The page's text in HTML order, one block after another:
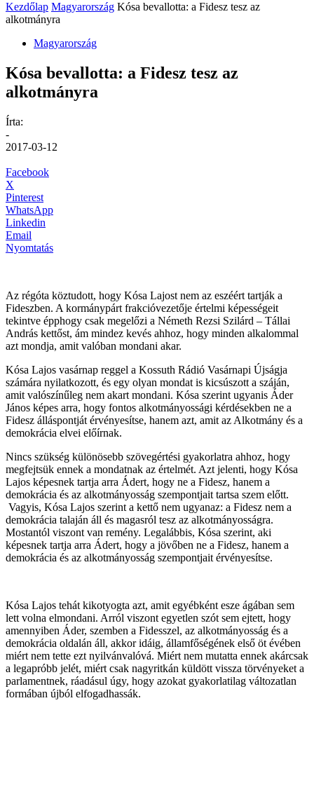
Kezdőlap Magyarország Kósa bevallotta: a Fidesz tesz az
alkotmányra
Magyarország
Kósa bevallotta: a Fidesz tesz az
alkotmányra
Írta:
-
2017-03-12
Facebook
X
Pinterest
WhatsApp
Linkedin
Email
Nyomtatás
Az régóta köztudott, hogy Kósa Lajost nem az eszéért tartják a
Fideszben. A kormánypárt frakcióvezetője értelmi képességeit
tekintve épphogy csak megelőzi a Németh Rezsi Szilárd – Tállai
András kettőst, ám mindez kevés ahhoz, hogy minden alkalommal
azt mondja, amit valóban mondani akar.
Kósa Lajos vasárnap reggel a Kossuth Rádió Vasárnapi Újságja
számára nyilatkozott, és egy olyan mondat is kicsúszott a száján,
amit valószínűleg nem akart mondani. Kósa szerint ugyanis Áder
János képes arra, hogy fontos alkotmányossági kérdésekben ne a
Fidesz álláspontját érvényesítse, hanem azt, amit az Alkotmány és a
demokrácia elvei előírnak.
Nincs szükség különösebb szövegértési gyakorlatra ahhoz, hogy
megfejtsük ennek a mondatnak az értelmét. Azt jelenti, hogy Kósa
Lajos képesnek tartja arra Ádert, hogy ne a Fidesz, hanem a
demokrácia és az alkotmányosság szempontjait tartsa szem előtt.
Vagyis, Kósa Lajos szerint a kettő nem ugyanaz: a Fidesz nem a
demokrácia talaján áll és magasról tesz az alkotmányosságra.
Mostantól viszont van remény. Legalábbis, Kósa szerint, aki
képesnek tartja arra Ádert, hogy a jövőben ne a Fidesz, hanem a
demokrácia és az alkotmányosság szempontjait érvényesítse.
Kósa Lajos tehát kikotyogta azt, amit egyébként esze ágában sem
lett volna elmondani. Arról viszont egyetlen szót sem ejtett, hogy
amennyiben Áder, szemben a Fidesszel, az alkotmányosság és a
demokrácia oldalán áll, akkor idáig, államfőségének első öt évében
miért nem tette ezt nyilvánvalóvá. Miért nem mutatta ennek akárcsak
a legapróbb jelét, miért csak nagyritkán küldött vissza törvényeket a
parlamentnek, ráadásul úgy, hogy azokat gyakorlatilag változatlan
formában újból elfogadhassák.